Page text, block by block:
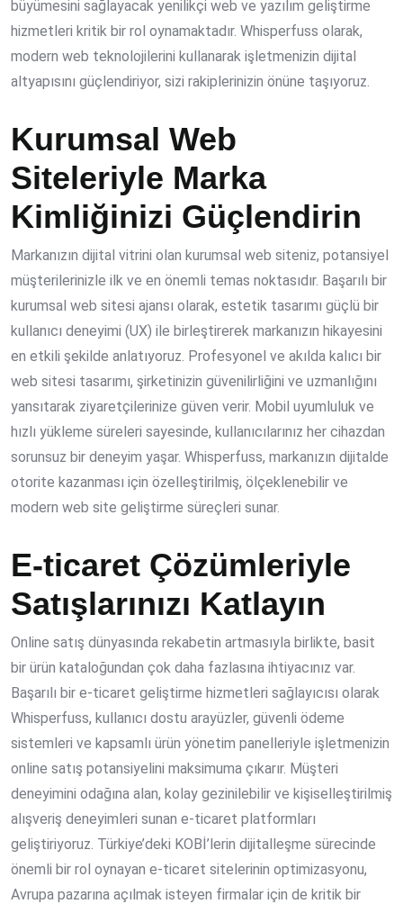
büyümesini sağlayacak yenilikçi web ve yazılım geliştirme
hizmetleri kritik bir rol oynamaktadır. Whisperfuss olarak,
modern web teknolojilerini kullanarak işletmenizin dijital
altyapısını güçlendiriyor, sizi rakiplerinizin önüne taşıyoruz.
Kurumsal Web
Siteleriyle Marka
Kimliğinizi Güçlendirin
Markanızın dijital vitrini olan kurumsal web siteniz, potansiyel
müşterilerinizle ilk ve en önemli temas noktasıdır. Başarılı bir
kurumsal web sitesi ajansı olarak, estetik tasarımı güçlü bir
kullanıcı deneyimi (UX) ile birleştirerek markanızın hikayesini
en etkili şekilde anlatıyoruz. Profesyonel ve akılda kalıcı bir
web sitesi tasarımı, şirketinizin güvenilirliğini ve uzmanlığını
yansıtarak ziyaretçilerinize güven verir. Mobil uyumluluk ve
hızlı yükleme süreleri sayesinde, kullanıcılarınız her cihazdan
sorunsuz bir deneyim yaşar. Whisperfuss, markanızın dijitalde
otorite kazanması için özelleştirilmiş, ölçeklenebilir ve
modern web site geliştirme süreçleri sunar.
E-ticaret Çözümleriyle
Satışlarınızı Katlayın
Online satış dünyasında rekabetin artmasıyla birlikte, basit
bir ürün kataloğundan çok daha fazlasına ihtiyacınız var.
Başarılı bir e-ticaret geliştirme hizmetleri sağlayıcısı olarak
Whisperfuss, kullanıcı dostu arayüzler, güvenli ödeme
sistemleri ve kapsamlı ürün yönetim panelleriyle işletmenizin
online satış potansiyelini maksimuma çıkarır. Müşteri
deneyimini odağına alan, kolay gezinilebilir ve kişiselleştirilmiş
alışveriş deneyimleri sunan e-ticaret platformları
geliştiriyoruz. Türkiye’deki KOBİ’lerin dijitalleşme sürecinde
önemli bir rol oynayan e-ticaret sitelerinin optimizasyonu,
Avrupa pazarına açılmak isteyen firmalar için de kritik bir